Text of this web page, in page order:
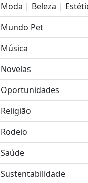
Moda | Beleza |
Mundo Pet
Música
Novelas
Oportunidades
Religião
Rodeio
Saúde
Sustentabilidade